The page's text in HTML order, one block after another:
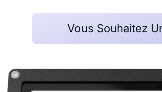
Vous Souhaitez